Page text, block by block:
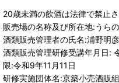
20歳未満の飲酒は法律で禁止さ
販売場の名称及び所在地:うら
酒類販売管理者の氏名:浦野明彦
酒類販売管理研修受講年月日:
限:令和9年11月11日
研修実施団体名:京築小売酒販